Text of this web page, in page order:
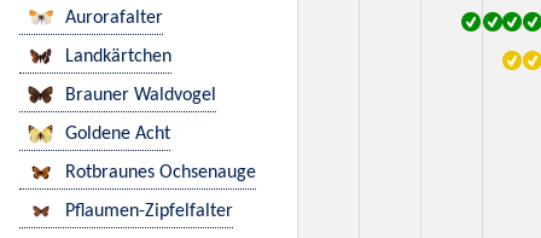
Aurorafalter
Landkärtchen
Brauner Waldvogel
Goldene Acht
Rotbraunes Ochsenauge
Pflaumen-Zipfelfalter